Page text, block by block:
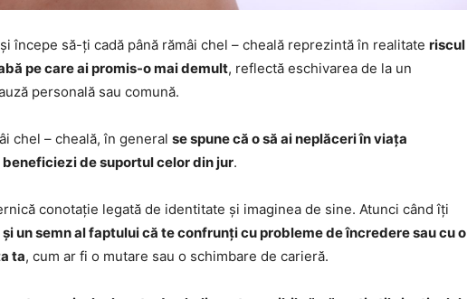
începe să-ți cadă până rămâi chel – cheală reprezintă în realitate riscul
pe care ai promis-o mai demult, reflectă eschivarea de la un
personală sau comună.
chel – cheală, în general se spune că o să ai neplăceri în viața
de suportul celor din jur.
conotație legată de identitate și imaginea de sine. Atunci când îți
un semn al faptului că te confrunți cu probleme de încredere sau cu o
ta, cum ar fi o mutare sau o schimbare de carieră.